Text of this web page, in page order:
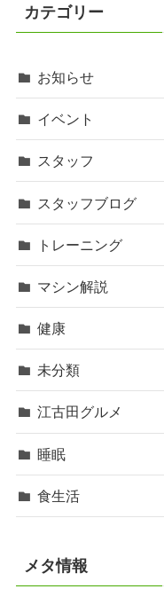
カテゴリー
お知らせ
イベント
スタッフ
スタッフブログ
トレーニング
マシン解説
健康
未分類
江古田グルメ
睡眠
食生活
メタ情報